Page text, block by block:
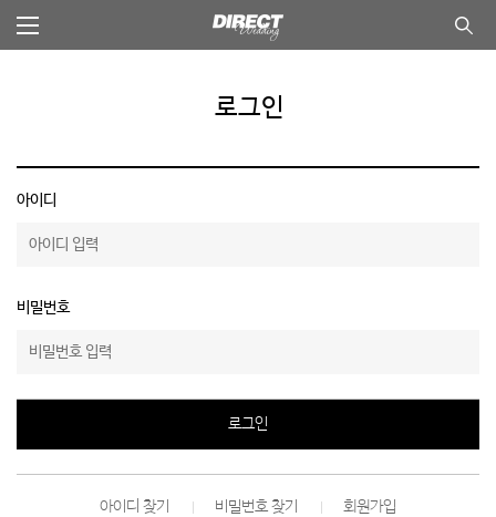
전체메뉴 통합
닫기
로그인
아이디
비밀번호
아이디 찾기 비밀번호 찾기 회원가입